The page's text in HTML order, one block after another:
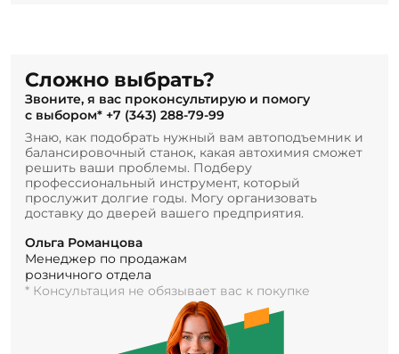
Сложно выбрать?
Звоните, я вас проконсультирую и помогу
с выбором* +7 (343) 288-79-99
Знаю, как подобрать нужный вам автоподъемник и
балансировочный станок, какая автохимия сможет
решить ваши проблемы. Подберу
профессиональный инструмент, который
прослужит долгие годы. Могу организовать
доставку до дверей вашего предприятия.
Ольга Романцова
Менеджер по продажам
розничного отдела
* Консультация не обязывает вас к покупке